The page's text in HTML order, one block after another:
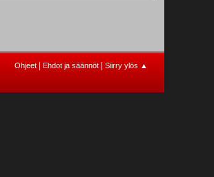
Ohjeet Ehdot ja säännöt Siirry ylös ▲